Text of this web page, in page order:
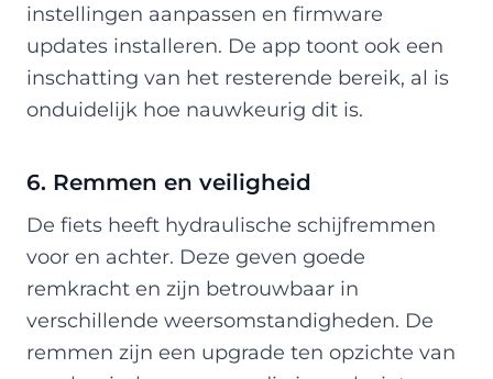
instellingen aanpassen en firmware
updates installeren. De app toont ook een
inschatting van het resterende bereik, al is
onduidelijk hoe nauwkeurig dit is.
6. Remmen en veiligheid
De fiets heeft hydraulische schijfremmen
voor en achter. Deze geven goede
remkracht en zijn betrouwbaar in
verschillende weersomstandigheden. De
remmen zijn een upgrade ten opzichte van